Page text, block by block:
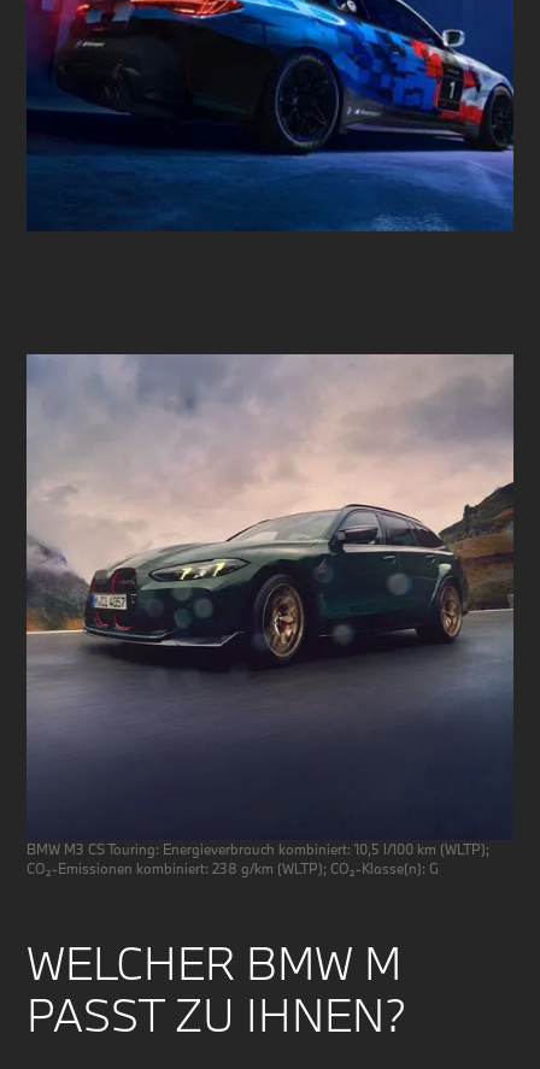
WELCHER BMW M
PASST ZU IHNEN?
BMW M3 CS Touring: Energieverbrauch kombiniert: 10,5 l/100 km (WLTP);
CO₂-Emissionen kombiniert: 238 g/km (WLTP); CO₂-Klasse(n): G